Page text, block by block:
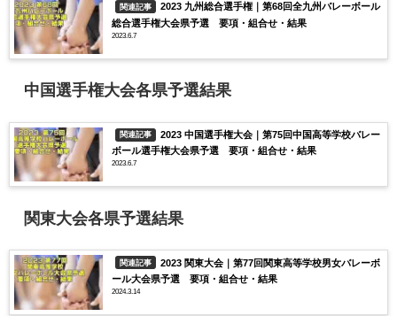
関連記事
2023 九州総合選手権｜第68回全九州バレーボール
総合選手権大会県予選 要項・組合せ・結果
2023.6.7
中国選手権大会各県予選結果
関連記事
2023 中国選手権大会｜第75回中国高等学校バレー
ボール選手権大会県予選 要項・組合せ・結果
2023.6.7
関東大会各県予選結果
関連記事
2023 関東大会｜第77回関東高等学校男女バレーボ
ール大会県予選 要項・組合せ・結果
2024.3.14